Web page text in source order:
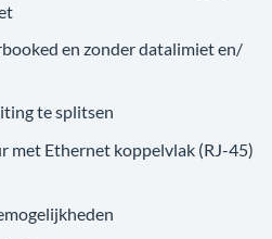
en zonder datalimiet en/
te splitsen
met Ethernet koppelvlak (RJ-45)